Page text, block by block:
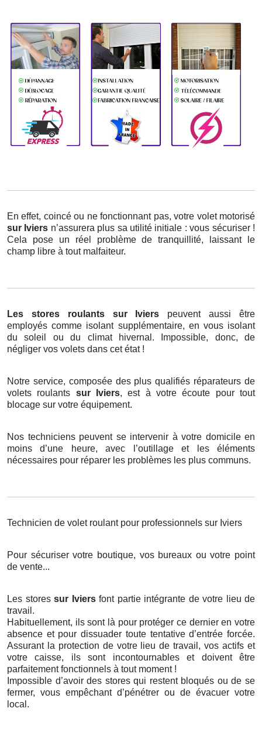
En effet, coincé ou ne fonctionnant pas, votre volet motorisé
sur Iviers n’assurera plus sa utilité initiale : vous sécuriser !
Cela pose un réel problème de tranquillité, laissant le
champ libre à tout malfaiteur.
Les stores roulants sur Iviers peuvent aussi être
employés comme isolant supplémentaire, en vous isolant
du soleil ou du climat hivernal. Impossible, donc, de
négliger vos volets dans cet état !
Notre service, composée des plus qualifiés réparateurs de
volets roulants sur Iviers, est à votre écoute pour tout
blocage sur votre équipement.
Nos techniciens peuvent se intervenir à votre domicile en
moins d’une heure, avec l’outillage et les éléments
nécessaires pour réparer les problèmes les plus communs.
Technicien de volet roulant pour professionnels sur Iviers
Pour sécuriser votre boutique, vos bureaux ou votre point
de vente...
Les stores sur Iviers font partie intégrante de votre lieu de
travail.
Habituellement, ils sont là pour protéger ce dernier en votre
absence et pour dissuader toute tentative d’entrée forcée.
Assurant la protection de votre lieu de travail, vos actifs et
votre caisse, ils sont incontournables et doivent être
parfaitement fonctionnels à tout moment !
Impossible d’avoir des stores qui restent bloqués ou de se
fermer, vous empêchant d’pénétrer ou de évacuer votre
local.